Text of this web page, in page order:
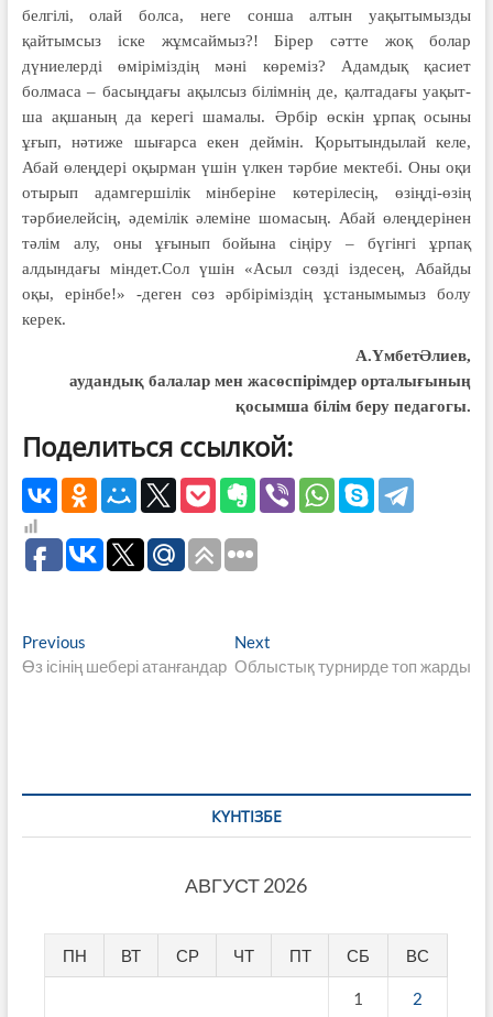
белгілі, олай болса, неге сонша алтын уақытымызды
қайтымсыз іске жұмсаймыз?! Бірер сәтте жоқ болар
дүниелерді өміріміздің мәні көреміз? Адамдық қасиет
болмаса – басыңдағы ақылсыз білімнің де, қалтадағы уа­қыт­
ша ақшаның да керегі шамалы. Әрбір өскін ұрпақ осыны
ұғып, нәтиже шы­ғарса екен деймін. Қорытындылай келе,
Абай өлеңдері оқырман үшін үл­кен тәрбие мектебі. Оны оқи
отырып адамгершілік мінберіне көтерілесің, өзіңді-өзің
тәрбиелейсің, әдемілік әле­міне шомасың. Абай өлеңдерінен
тәлім алу, оны ұғынып бойына сіңіру – бүгінгі ұрпақ
алдындағы міндет.Сол үшін «Асыл сөзді іздесең, Абайды
оқы, ерінбе!» -деген сөз әрбіріміздің ұстанымымыз болу
керек.
А.ҮмбетӘлиев,
аудандық балалар мен жасөспірімдер орталығының
қосымша білім беру педагогы.
Поделиться ссылкой:
Навигация
по
PreviousPrevious
post:
Өз ісінің шебері атанғандар
Next
post:
Облыстық турнирде топ жарды
КҮНТІЗБЕ
АВГУСТ 2026
ПН ВТ СР ЧТ ПТ СБ ВС
1 2